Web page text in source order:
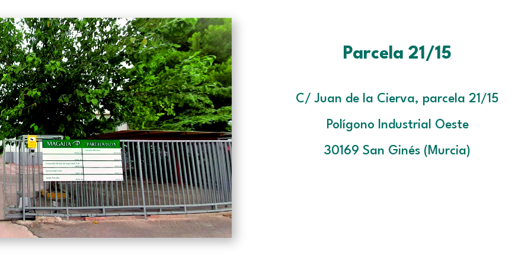
Parcela 21/15
C/ Juan de la Cierva, parcela 21/15
Polígono Industrial Oeste
30169 San Ginés (Murcia)